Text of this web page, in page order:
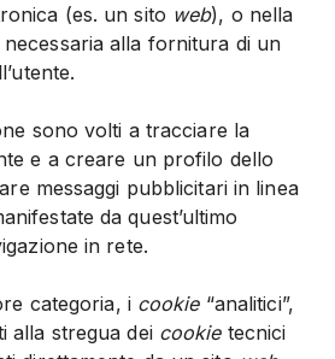
(es. un sito web), o nella
alla fornitura di un
sono volti a tracciare la
e a creare un profilo dello
messaggi pubblicitari in linea
da quest’ultimo
in rete.
categoria, i cookie“analitici”,
alla stregua dei cookietecnici